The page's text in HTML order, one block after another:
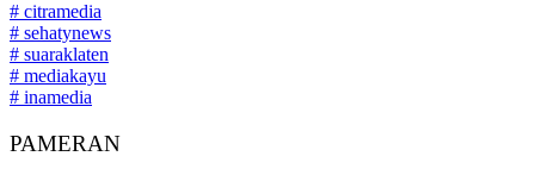
# citramedia
# sehatynews
# suaraklaten
# mediakayu
# inamedia
PAMERAN